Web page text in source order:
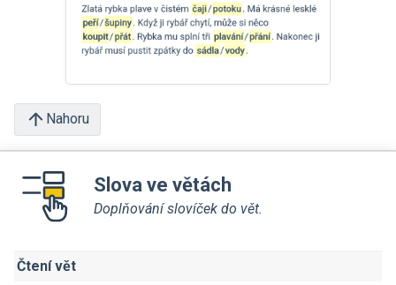
Nahoru
Slova ve větách
Doplňování slovíček do vět.
Čtení vět